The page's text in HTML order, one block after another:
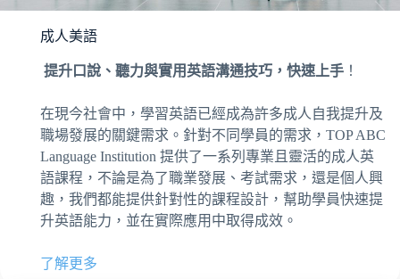
成人美語
提升口說、聽力與實用英語溝通技巧，快速上手 ！
在現今社會中，學習英語已經成為許多成人自我提升及
職場發展的關鍵需求。針對不同學員的需求，TOP ABC
Language Institution 提供了一系列專業且靈活的成人英
語課程，不論是為了職業發展、考試需求，還是個人興
趣，我們都能提供針對性的課程設計，幫助學員快速提
升英語能力，並在實際應用中取得成效。
了解更多